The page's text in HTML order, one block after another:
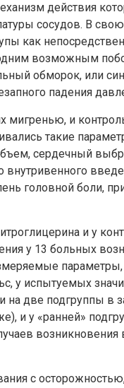
действия
сосудов. В
как
возможным
обморок, или
падения
мигренью, и
такие
сердечный
головной боли,
и у
у 13 больных
параметры,
у испытуемых
две подгруппы в
и у «ранней»
с